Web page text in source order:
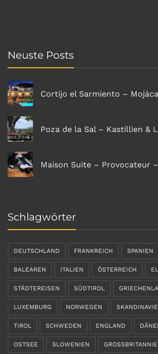
Neuste Posts
Cortijo el Sarmiento –
Poza de la Sal – Kastillien &
Maison Suite – Provocateur
Schlagwörter
DEUTSCHLAND FRANKREICH SPANIEN
BALEAREN ITALIEN ÖSTERREICH
STÄDTEREISEN SÜDTIROL
LUXEMBURG NORWEGEN
TIROL SCHWEDEN ENGLAND
OSTSEE SLOWENIEN GROSSBRITANNIEN